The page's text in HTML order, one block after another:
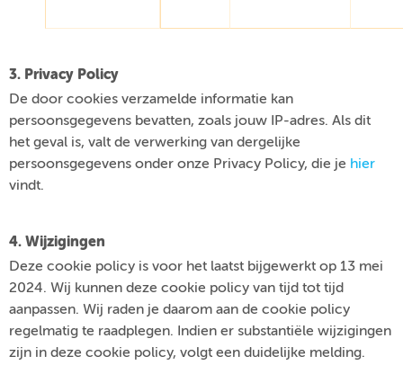
3. Privacy Policy
De door cookies verzamelde informatie kan
persoonsgegevens bevatten, zoals jouw IP-adres. Als dit
het geval is, valt de verwerking van dergelijke
persoonsgegevens onder onze Privacy Policy, die je hier
vindt.
4. Wijzigingen
Deze cookie policy is voor het laatst bijgewerkt op 13 mei
2024. Wij kunnen deze cookie policy van tijd tot tijd
aanpassen. Wij raden je daarom aan de cookie policy
regelmatig te raadplegen. Indien er substantiële wijzigingen
zijn in deze cookie policy, volgt een duidelijke melding.